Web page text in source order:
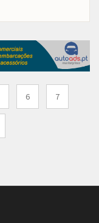
6 7